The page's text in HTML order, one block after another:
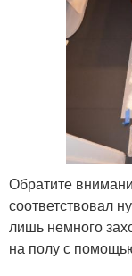
Обратите
соответствовал
лишь немного
на полу с